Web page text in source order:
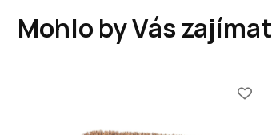
Mohlo by Vás zajímat